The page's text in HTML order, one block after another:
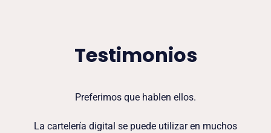
Testimonios
Preferimos que hablen ellos.
La cartelería digital se puede utilizar en muchos